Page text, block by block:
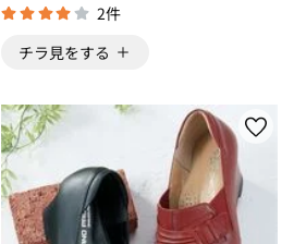
2件
チラ見をする